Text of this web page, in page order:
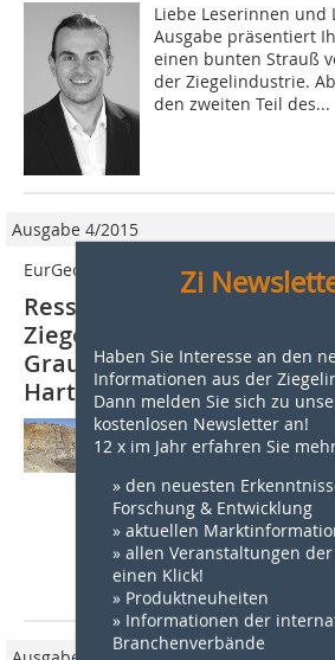
Zi
Haben Sie Interesse an den
Informationen aus der
Dann melden Sie sich zu
kostenlosen Newsletter an!
12 x im Jahr erfahren Sie
» den neuesten
Forschung & Entwicklung
» aktuellen
» allen Veranstaltungen
einen Klick!
» Produktneuheiten
» Informationen der
Branchenverbände
Liebe Leserinnen und
Ausgabe präsentiert
einen bunten Strauß
der Ziegelindustrie.
den zweiten Teil des...
Ausgabe 4/2015
EurGeol Dr. rer. nat. Lutz Krakow
Ressourceneffizienz in der
Ziegelindustrie | Teil XII:
Grauwackekarbonat-
Hartstein­aufbereitung
1 Geologischer
Steinbruch Berge bei
Westfalen werden in
Gewinnungsfeld
auch Kalksteine
Gesteinskörnungen